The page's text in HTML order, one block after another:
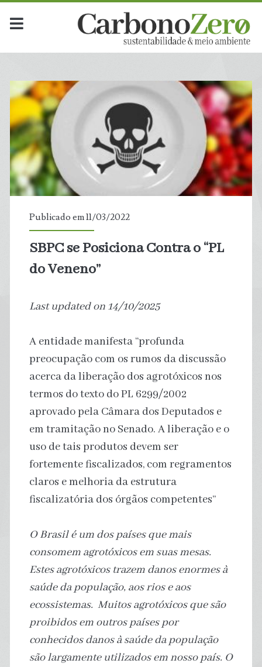
Publicado em 11/03/2022
SBPC se Posiciona Contra o “PL
do Veneno”
Last updated on 14/10/2025
A entidade manifesta “profunda
preocupação com os rumos da discussão
acerca da liberação dos agrotóxicos nos
termos do texto do PL 6299/2002
aprovado pela Câmara dos Deputados e
em tramitação no Senado. A liberação e o
uso de tais produtos devem ser
fortemente fiscalizados, com regramentos
claros e melhoria da estrutura
fiscalizatória dos órgãos competentes”
O Brasil é um dos países que mais
consomem agrotóxicos em suas mesas.
Estes agrotóxicos trazem danos enormes à
saúde da população, aos rios e aos
ecossistemas. Muitos agrotóxicos que são
proibidos em outros países por
conhecidos danos à saúde da população
são largamente utilizados em nosso país. O